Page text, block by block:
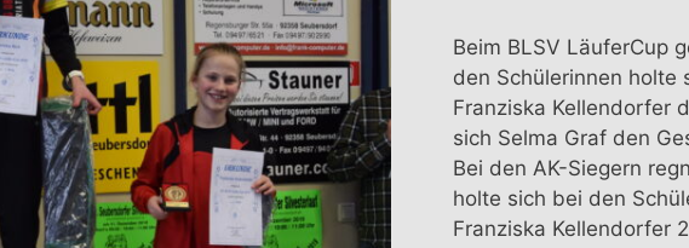
Beim BLSV LäuferCup
den Schülerinnen holte
Franziska Kellendorfer
sich Selma Graf den
Bei den AK-Siegern
holte sich bei den
Franziska Kellendorfer